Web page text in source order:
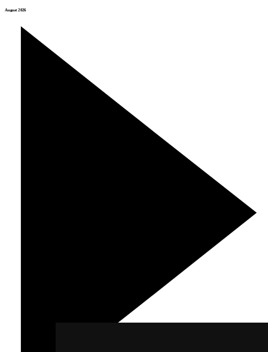
August 2026